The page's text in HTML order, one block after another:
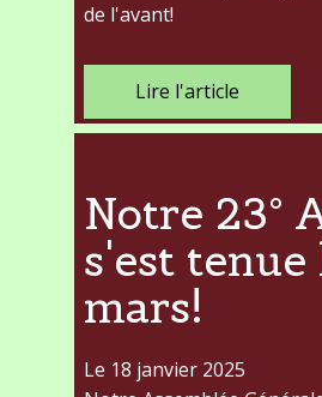
de l'avant!
Lire l'article
Notre 23°
s'est tenue
mars!
Le 18 janvier 2025